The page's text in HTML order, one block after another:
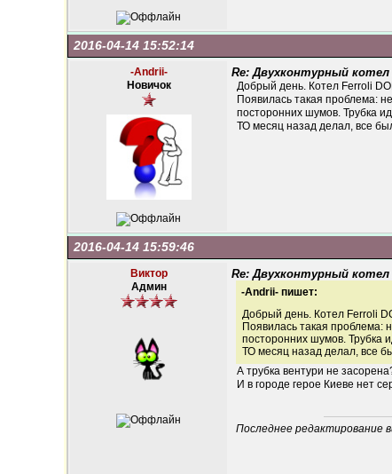
2016-04-14 15:52:14
-Andrii-
Новичок
Re: Двухконтурный котел
Добрый день. Котел Ferroli
Появилась такая проблема:
посторонних шумов. Трубка
ТО месяц назад делал, все
2016-04-14 15:59:46
Виктор
Админ
Re: Двухконтурный котел
-Andrii- пишет:
Добрый день. Котел Ferroli
Появилась такая проблема:
посторонних шумов. Трубка
ТО месяц назад делал, все
А трубка вентури не
И в городе герое Киеве нет
Последнее редактирование